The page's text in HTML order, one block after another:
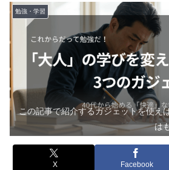
勉強・学習
この記事で紹介するガジェットを使え
は
X Facebook